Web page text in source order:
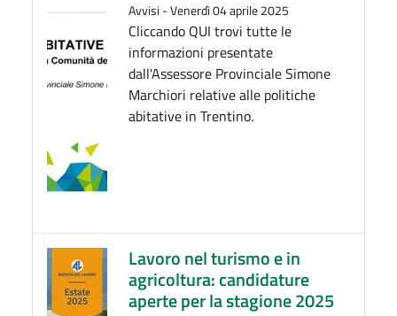
Avvisi -Venerdì 04 aprile 2025
Cliccando QUI trovi tutte le
informazioni presentate
dall'Assessore Provinciale Simone
Marchiori relative alle politiche
abitative in Trentino.
Lavoro nel turismo e in
agricoltura: candidature
aperte per la stagione 2025